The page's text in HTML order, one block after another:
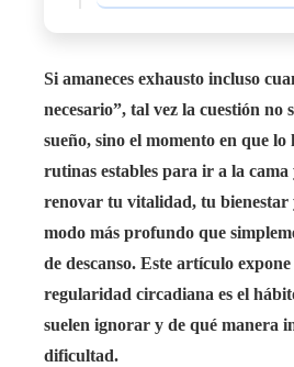
Si amaneces exhausto incluso
necesario”, tal vez la cuestión no
sueño, sino el momento en que lo
rutinas estables para ir a la
renovar tu vitalidad, tu bienestar
modo más profundo que
de descanso. Este artículo
regularidad circadiana es el
suelen ignorar y de qué manera
dificultad.